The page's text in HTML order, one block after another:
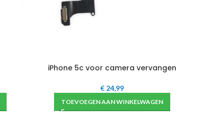
iPhone 5c voor camera vervangen
€24,99
TOEVOEGEN AAN WINKELWAGEN